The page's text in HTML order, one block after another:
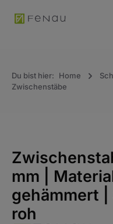
springen
Du bist hier: Home
Zwischenstäbe
mm |
gehämmert |
roh